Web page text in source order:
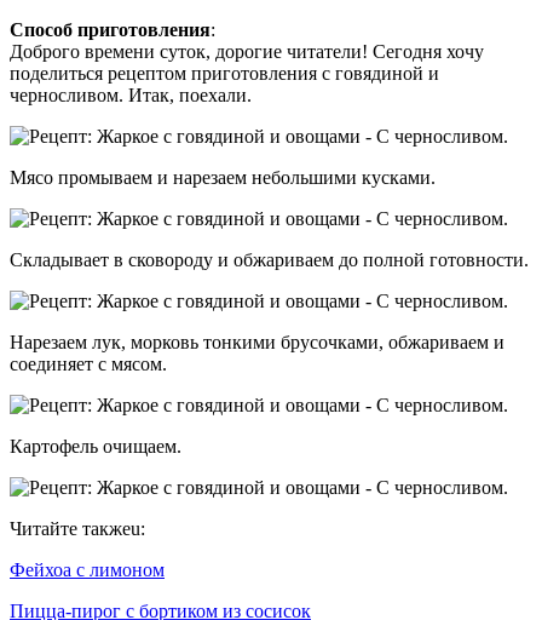
Способ приготовления:
Доброго времени суток, дорогие читатели! Сегодня хочу
поделиться рецептом приготовления с говядиной и
черносливом. Итак, поехали.
Мясо промываем и нарезаем небольшими кусками.
Складывает в сковороду и обжариваем до полной готовности.
Нарезаем лук, морковь тонкими брусочками, обжариваем и
соединяет с мясом.
Картофель очищаем.
Читайте такжеu:
Фейхоа с лимоном
Пицца-пирог с бортиком из сосисок